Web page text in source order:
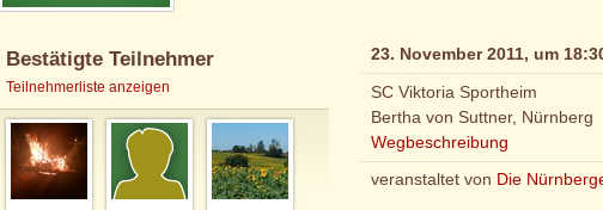
Bestätigte Teilnehmer
Teilnehmerliste anzeigen
23. November 2011, um
SC Viktoria Sportheim
Bertha von Suttner, Nürnberg
Wegbeschreibung
veranstaltet von Die